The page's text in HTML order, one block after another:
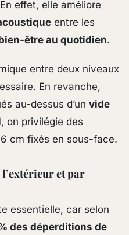
effet, elle améliore
entre les
être au quotidien.
entre deux niveaux
En revanche,
au-dessus d’un vide
, on privilégie des
cm fixés en sous-face.
et par
essentielle, car selon
des déperditions de